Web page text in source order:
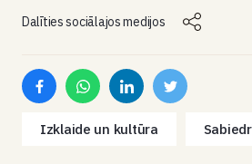
Dalīties sociālajos medijos
Izklaide un kultūra